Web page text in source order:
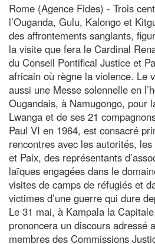
Rome (Agence Fides) - Trois
l’Ouganda, Gulu, Kalongo et
des affrontements sanglants,
la visite que fera le Cardinal
du Conseil Pontifical Justice et
africain où règne la violence. Le
aussi une Messe solennelle en
Ougandais, à Namugongo, pour
Lwanga et de ses 21
Paul VI en 1964, est consacré
rencontres avec les autorités,
et Paix, des représentants
laïques engagées dans le
visites de camps de réfugiés et
victimes d’une guerre qui dure
Le 31 mai, à Kampala la
prononcera un discours adressé
membres des Commissions